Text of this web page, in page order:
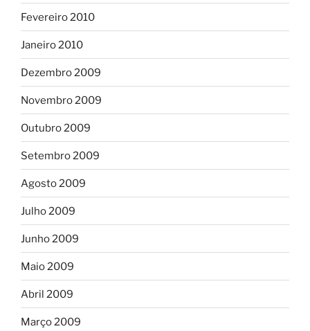
Fevereiro 2010
Janeiro 2010
Dezembro 2009
Novembro 2009
Outubro 2009
Setembro 2009
Agosto 2009
Julho 2009
Junho 2009
Maio 2009
Abril 2009
Março 2009